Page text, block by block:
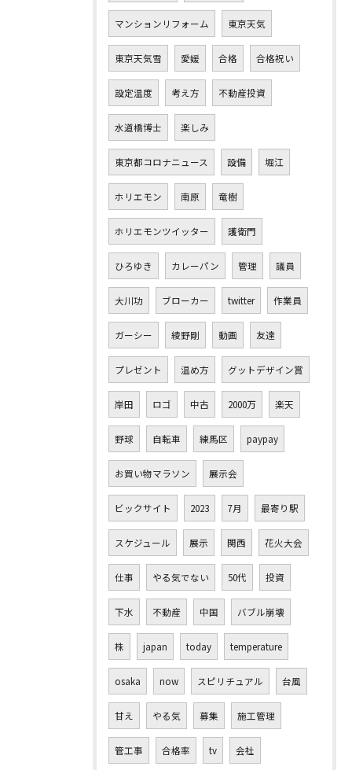
マンションリフォーム 東京天気
東京天気雪 愛媛 合格 合格祝い
設定温度 考え方 不動産投資
水道橋博士 楽しみ
東京都コロナニュース 設備 堀江
ホリエモン 南原 竜樹
ホリエモンツイッター 護衛門
ひろゆき カレーパン 管理 議員
大川功 ブローカー twitter 作業員
ガーシー 綾野剛 動画 友達
プレゼント 温め方 グットデザイン賞
岸田 ロゴ 中古 2000万 楽天
野球 自転車 練馬区 paypay
お買い物マラソン 展示会
ビックサイト 2023 7月 最寄り駅
スケジュール 展示 関西 花火大会
仕事 やる気でない 50代 投資
下水 不動産 中国 バブル崩壊
株 japan today temperature
osaka now スピリチュアル 台風
甘え やる気 募集 施工管理
管工事 合格率 tv 会社